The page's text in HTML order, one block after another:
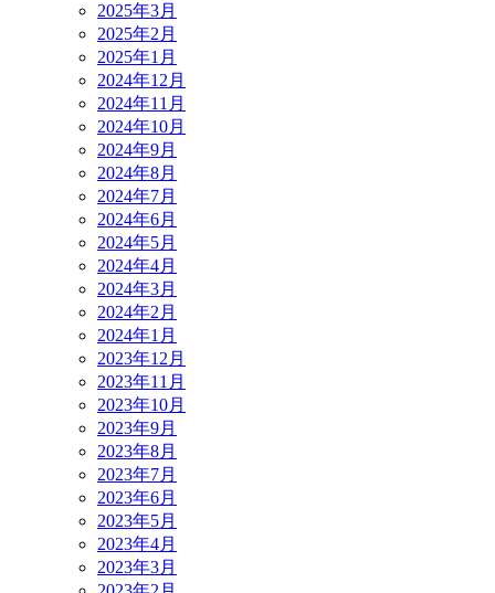
2025年3月
2025年2月
2025年1月
2024年12月
2024年11月
2024年10月
2024年9月
2024年8月
2024年7月
2024年6月
2024年5月
2024年4月
2024年3月
2024年2月
2024年1月
2023年12月
2023年11月
2023年10月
2023年9月
2023年8月
2023年7月
2023年6月
2023年5月
2023年4月
2023年3月